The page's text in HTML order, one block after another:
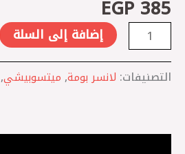
EGP 385
إضافة إلى السلة
التصنيفات: لانسر بومة, ميتسوبيشي,